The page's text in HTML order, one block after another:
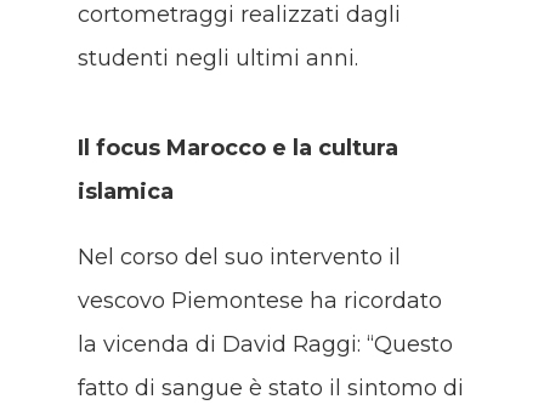
cortometraggi realizzati dagli
studenti negli ultimi anni.
Il focus Marocco e la cultura
islamica
Nel corso del suo intervento il
vescovo Piemontese ha ricordato
la vicenda di David Raggi: “Questo
fatto di sangue è stato il sintomo di